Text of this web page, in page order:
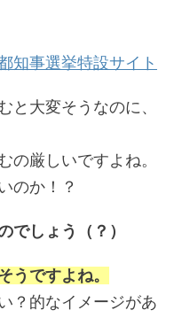
知事選挙特設サイト
と大変そうなのに、
の厳しいですよね。
のか！？
でしょう（？）
うですよね。
？的なイメージがあ